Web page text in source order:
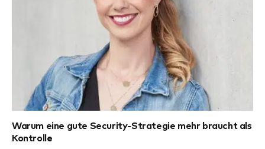
Warum eine gute Security-Strategie mehr braucht als
Kontrolle